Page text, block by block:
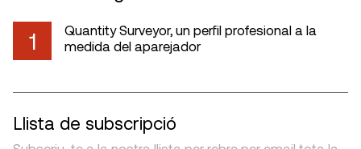
1
Quantity Surveyor, un perfil profesional a la
medida del aparejador
Llista de subscripció